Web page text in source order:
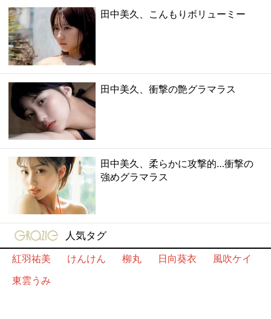
田中美久、こんもりボリューミー
田中美久、衝撃の艶グラマラス
田中美久、柔らかに攻撃的…衝撃の
強めグラマラス
gravure-grazie
人気タグ
紅羽祐美
けんけん 柳丸 日向葵衣
風吹ケイ
東雲うみ